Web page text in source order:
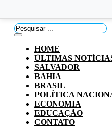
Pesquisar
...
HOME
ÚLTIMAS
SALVADOR
BAHIA
BRASIL
POLÍTICA
ECONOMIA
EDUCAÇÃO
CONTATO